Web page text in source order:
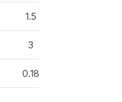
1.5
3
0.18